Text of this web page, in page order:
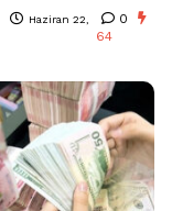
Haziran 22,
0
64